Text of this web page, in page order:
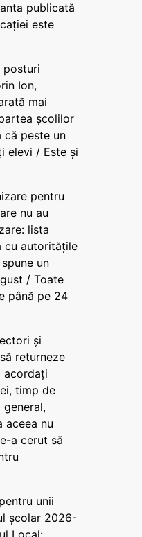
publicată
este
posturi
Ion,
mai
școlilor
că peste un
elevi / Este și
pentru
nu au
lista
cu autoritățile
un
/ Toate
până pe 24
și
returneze
acordați
timp de
general,
aceea nu
a cerut să
unii
școlar 2026-
Local: